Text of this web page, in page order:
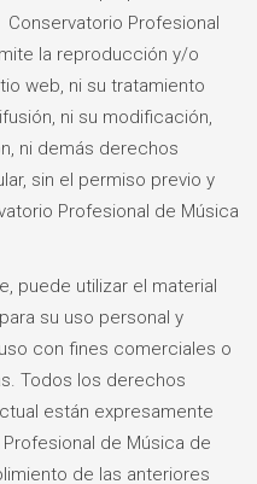
Profesional
la reproducción y/o
web, ni su tratamiento
ni su modificación,
ni demás derechos
sin el permiso previo y
Profesional de Música
puede utilizar el material
su uso personal y
con fines comerciales o
Todos los derechos
están expresamente
de Música de
de las anteriores